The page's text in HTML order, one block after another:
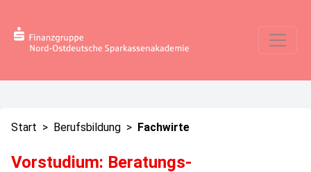
Start > Berufsbildung > Fachwirte
Vorstudium: Beratungs-